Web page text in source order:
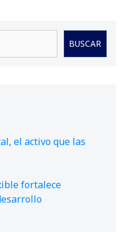
BUSCAR
el activo que las
fortalece